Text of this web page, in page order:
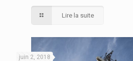
Lire la suite
juin 2, 2018